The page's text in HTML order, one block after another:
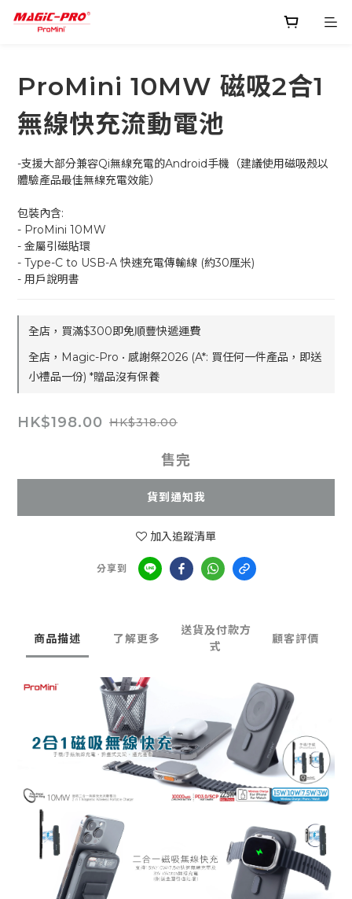
ProMini 10MW 磁吸2合1
無線快充流動電池
-支援大部分兼容Qi無線充電的Android手機（建議使用磁吸殼以
體驗產品最佳無線充電效能）
包裝內含:
- ProMini 10MW
- 金屬引磁貼環
- Type-C to USB-A 快速充電傳輸線 (約30厘米)
- 用戶說明書
全店，買滿$300即免順豐快遞運費
全店，Magic-Pro • 感謝祭2026 (A*: 買任何一件產品，即送
小禮品一份) *贈品沒有保養
HK$198.00 HK$318.00
售完
貨到通知我
加入追蹤清單
分享到
商品描述 了解更多
送貨及付款方
式
顧客評價